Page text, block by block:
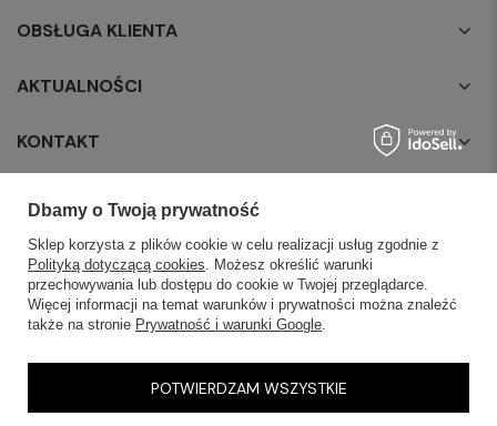
OBSŁUGA KLIENTA
AKTUALNOŚCI
KONTAKT
Dbamy o Twoją prywatność
Sklep korzysta z plików cookie w celu realizacji usług zgodnie z
Polityką dotyczącą cookies. Możesz określić warunki
przechowywania lub dostępu do cookie w Twojej przeglądarce.
Więcej informacji na temat warunków i prywatności można znaleźć
także na stronie Prywatność i warunki Google.
POTWIERDZAM WSZYSTKIE